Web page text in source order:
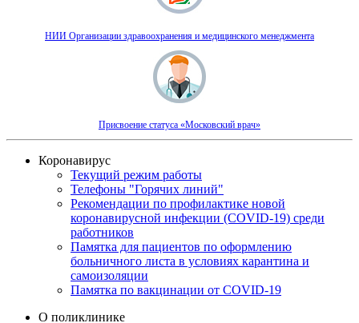
НИИ Организации здравоохранения и медицинского менеджмента
Присвоение статуса «Московский врач»
Коронавирус
Текущий режим работы
Телефоны "Горячих линий"
Рекомендации по профилактике новой
коронавирусной инфекции (COVID-19) среди
работников
Памятка для пациентов по оформлению
больничного листа в условиях карантина и
самоизоляции
Памятка по вакцинации от COVID-19
О поликлинике